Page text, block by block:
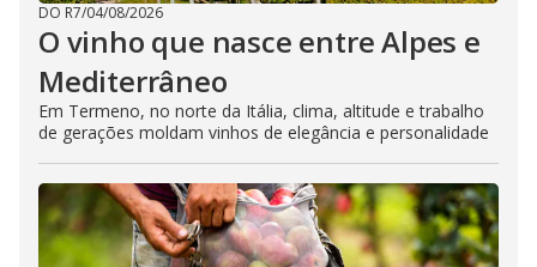
DO R7/04/08/2026
O vinho que nasce entre Alpes e
Mediterrâneo
Em Termeno, no norte da Itália, clima, altitude e trabalho
de gerações moldam vinhos de elegância e personalidade